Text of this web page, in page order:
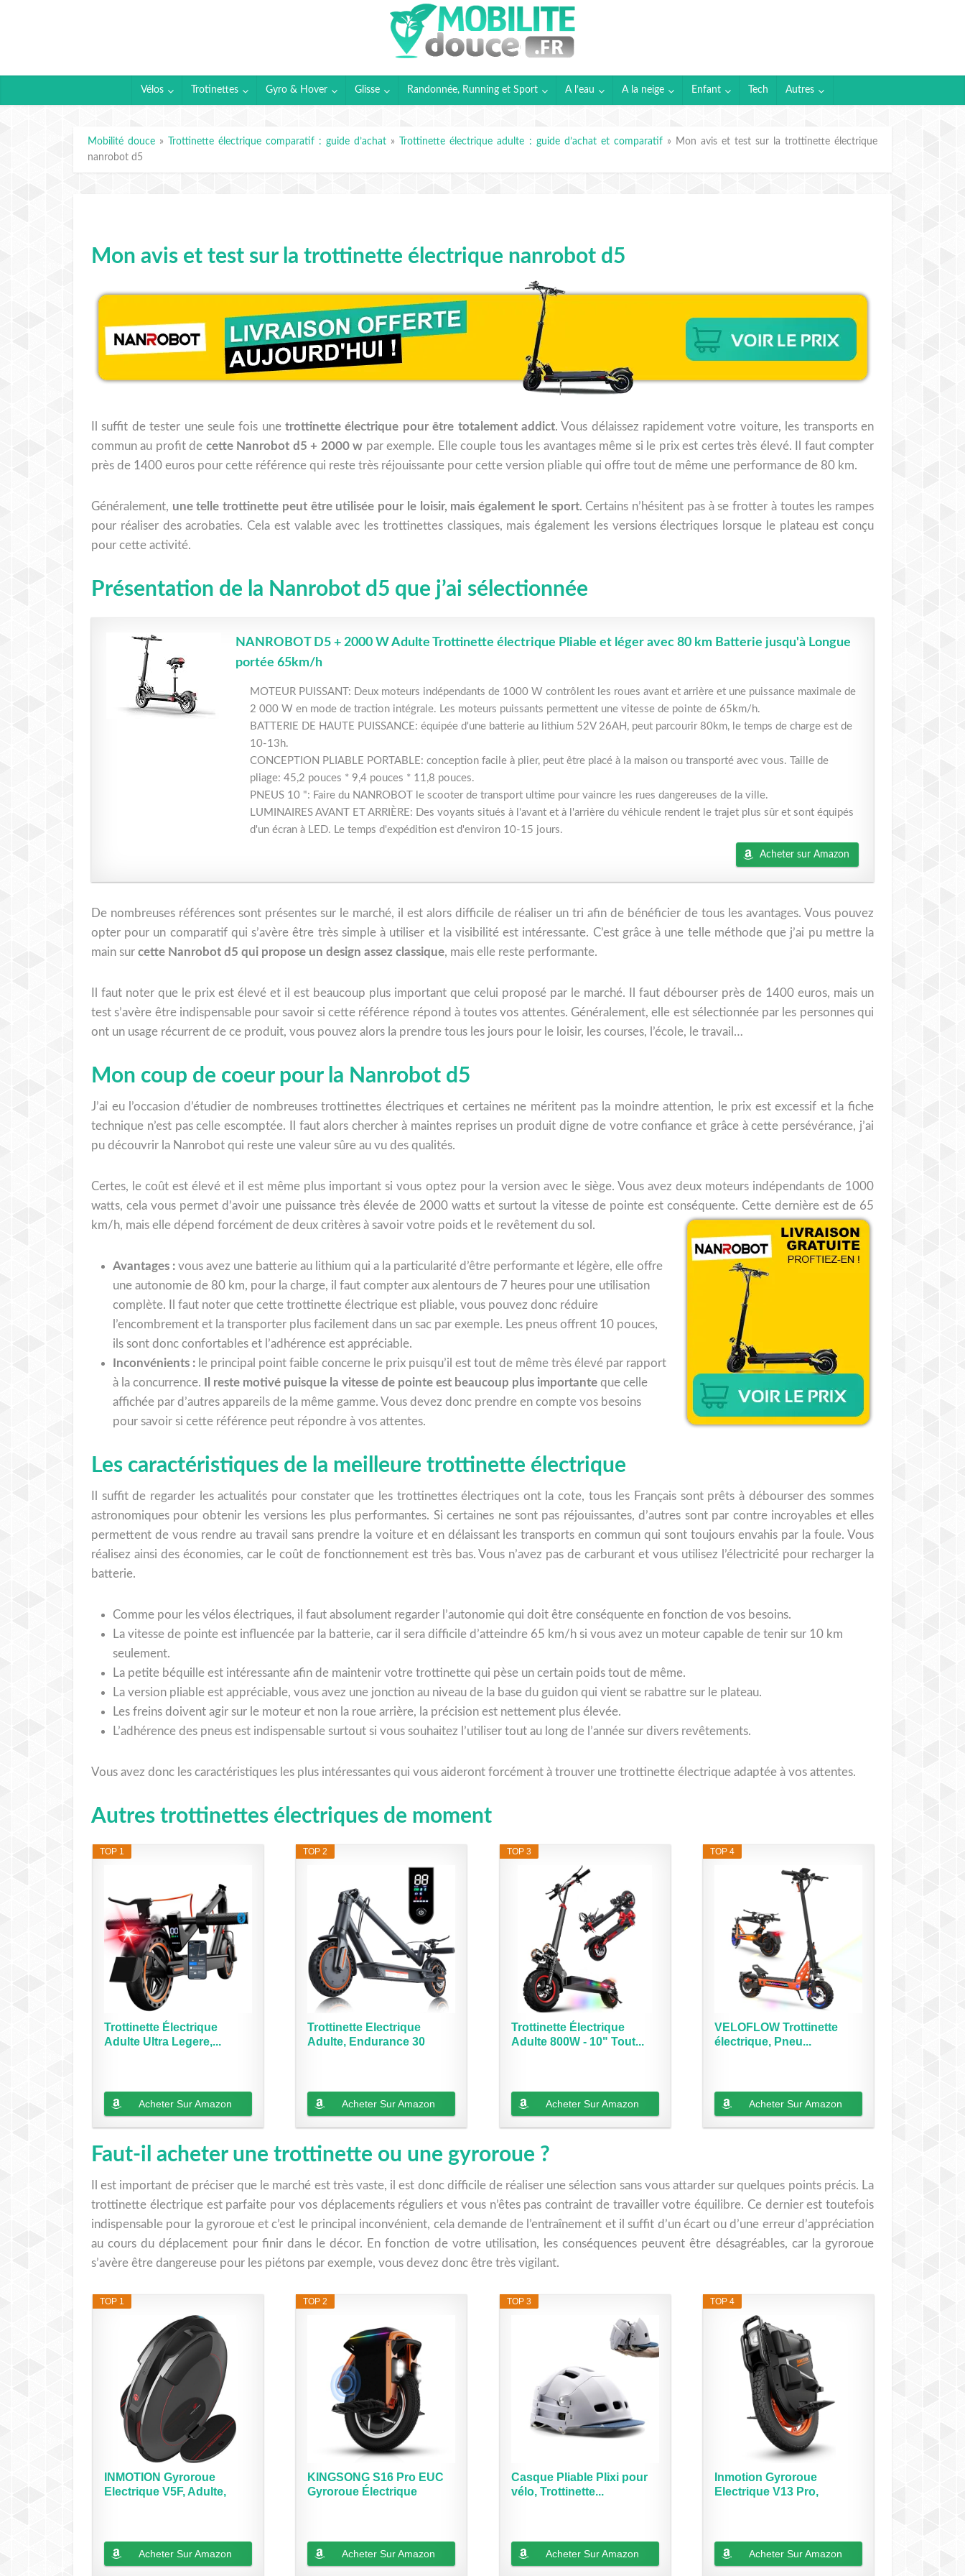
Vélos Trotinettes Gyro & Hover Glisse Randonnée, Running et Sport A l’eau A la neige Enfant Tech Autres
Mobilité douce » Trottinette électrique comparatif : guide d’achat » Trottinette électrique adulte : guide d’achat et comparatif»
Mon avis et test sur la trottinette électrique
nanrobot d5
Mon avis et test sur la trottinette électrique nanrobot d5
Il suffit de tester une seule fois unetrottinette électrique pour être totalement addict. Vous délaissez rapidement votre voiture, les transports en
commun au profit de cette Nanrobot d5 + 2000 w par exemple. Elle couple tous les avantages même si le prix est certes très élevé. Il faut compter
près de 1400 euros pour cette référence qui reste très réjouissante pour cette version pliable qui offre tout de même une performance de 80 km.
Généralement, une telle trottinette peut être utilisée pour le loisir, mais également le sport. Certains n’hésitent pas à se frotter à toutes les rampes
pour réaliser des acrobaties. Cela est valable avec les trottinettes classiques, mais également les versions électriques lorsque le plateau est conçu
pour cette activité.
Présentation de la Nanrobot d5 que j’ai sélectionnée
NANROBOT D5 + 2000 W Adulte Trottinette électrique Pliable et léger avec 80 km Batterie jusqu'à Longue
portée 65km/h
MOTEUR PUISSANT: Deux moteurs indépendants de 1000 W contrôlent les roues avant et arrière et une puissance maximale de
2 000 W en mode de traction intégrale. Les moteurs puissants permettent une vitesse de pointe de 65km/h.
BATTERIE DE HAUTE PUISSANCE: équipée d'une batterie au lithium 52V 26AH, peut parcourir 80km, le temps de charge est de
10-13h.
CONCEPTION PLIABLE PORTABLE: conception facile à plier, peut être placé à la maison ou transporté avec vous. Taille de
pliage: 45,2 pouces * 9,4 pouces * 11,8 pouces.
PNEUS 10 ": Faire du NANROBOT le scooter de transport ultime pour vaincre les rues dangereuses de la ville.
LUMINAIRES AVANT ET ARRIÈRE: Des voyants situés à l'avant et à l'arrière du véhicule rendent le trajet plus sûr et sont équipés
d'un écran à LED. Le temps d'expédition est d'environ 10-15 jours.
Acheter sur Amazon
De nombreuses références sont présentes sur le marché, il est alors difficile de réaliser un tri afin de bénéficier de tous les avantages. Vous pouvez
opter pour un comparatif qui s’avère être très simple à utiliser et la visibilité est intéressante. C’est grâce à une telle méthode que j’ai pu mettre la
main sur cette Nanrobot d5 qui propose un design assez classique, mais elle reste performante.
Il faut noter que le prix est élevé et il est beaucoup plus important que celui proposé par le marché. Il faut débourser près de 1400 euros, mais un
test s’avère être indispensable pour savoir si cette référence répond à toutes vos attentes. Généralement, elle est sélectionnée par les personnes qui
ont un usage récurrent de ce produit, vous pouvez alors la prendre tous les jours pour le loisir, les courses, l’école, le travail…
Mon coup de coeur pour la Nanrobot d5
J’ai eu l’occasion d’étudier de nombreuses trottinettes électriques et certaines ne méritent pas la moindre attention, le prix est excessif et la fiche
technique n’est pas celle escomptée. Il faut alors chercher à maintes reprises un produit digne de votre confiance et grâce à cette persévérance, j’ai
pu découvrir la Nanrobot qui reste une valeur sûre au vu des qualités.
Certes, le coût est élevé et il est même plus important si vous optez pour la version avec le siège. Vous avez deux moteurs indépendants de 1000
watts, cela vous permet d’avoir une puissance très élevée de 2000 watts et surtout la vitesse de pointe est conséquente. Cette dernière est de 65
km/h, mais elle dépend forcément de deux critères à savoir votre poids et le revêtement du sol.
Avantages : vous avez une batterie au lithium qui a la particularité d’être performante et légère, elle offre
une autonomie de 80 km, pour la charge, il faut compter aux alentours de 7 heures pour une utilisation
complète. Il faut noter que cette trottinette électrique est pliable, vous pouvez donc réduire
l’encombrement et la transporter plus facilement dans un sac par exemple. Les pneus offrent 10 pouces,
ils sont donc confortables et l’adhérence est appréciable.
Inconvénients : le principal point faible concerne le prix puisqu’il est tout de même très élevé par rapport
à la concurrence.
Il reste motivé puisque la vitesse de pointe est beaucoup plus importante que celle
affichée par d’autres appareils de la même gamme. Vous devez donc prendre en compte vos besoins
pour savoir si cette référence peut répondre à vos attentes.
Les caractéristiques de la meilleure trottinette électrique
Il suffit de regarder les actualités pour constater que les trottinettes électriques ont la cote, tous les Français sont prêts à débourser des sommes
astronomiques pour obtenir les versions les plus performantes. Si certaines ne sont pas réjouissantes, d’autres sont par contre incroyables et elles
permettent de vous rendre au travail sans prendre la voiture et en délaissant les transports en commun qui sont toujours envahis par la foule. Vous
réalisez ainsi des économies, car le coût de fonctionnement est très bas. Vous n’avez pas de carburant et vous utilisez l’électricité pour recharger la
batterie.
Comme pour les vélos électriques, il faut absolument regarder l’autonomie qui doit être conséquente en fonction de vos besoins.
La vitesse de pointe est influencée par la batterie, car il sera difficile d’atteindre 65 km/h si vous avez un moteur capable de tenir sur 10 km
seulement.
La petite béquille est intéressante afin de maintenir votre trottinette qui pèse un certain poids tout de même.
La version pliable est appréciable, vous avez une jonction au niveau de la base du guidon qui vient se rabattre sur le plateau.
Les freins doivent agir sur le moteur et non la roue arrière, la précision est nettement plus élevée.
L’adhérence des pneus est indispensable surtout si vous souhaitez l’utiliser tout au long de l’année sur divers revêtements.
Vous avez donc les caractéristiques les plus intéressantes qui vous aideront forcément à trouver une trottinette électrique adaptée à vos attentes.
Autres trottinettes électriques de moment
TOP 1
Trottinette Électrique
Adulte Ultra Legere,...
Acheter Sur Amazon
TOP 2
Trottinette Electrique
Adulte, Endurance 30
Acheter Sur Amazon
TOP 3
Trottinette Électrique
Adulte 800W - 10" Tout...
Acheter Sur Amazon
TOP 4
VELOFLOW Trottinette
électrique, Pneu...
Acheter Sur Amazon
Faut-il acheter une trottinette ou une gyroroue ?
Il est important de préciser que le marché est très vaste, il est donc difficile de réaliser une sélection sans vous attarder sur quelques points précis. La
trottinette électrique est parfaite pour vos déplacements réguliers et vous n’êtes pas contraint de travailler votre équilibre. Ce dernier est toutefois
indispensable pour la gyroroue et c’est le principal inconvénient, cela demande de l’entraînement et il suffit d’un écart ou d’une erreur d’appréciation
au cours du déplacement pour finir dans le décor. En fonction de votre utilisation, les conséquences peuvent être désagréables, car la gyroroue
s’avère être dangereuse pour les piétons par exemple, vous devez donc être très vigilant.
TOP 1
INMOTION Gyroroue
Electrique V5F, Adulte,
Acheter Sur Amazon
TOP 2
KINGSONG S16 Pro EUC
Gyroroue Électrique
Acheter Sur Amazon
TOP 3
Casque Pliable Plixi pour
vélo, Trottinette...
Acheter Sur Amazon
TOP 4
Inmotion Gyroroue
Electrique V13 Pro,
Acheter Sur Amazon